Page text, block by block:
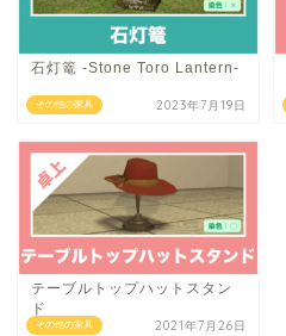
その他の家具
石灯篭 -Stone Toro Lantern-
2023年7月19日
その他の家具
テーブルトップハットスタン
ド
2021年7月26日